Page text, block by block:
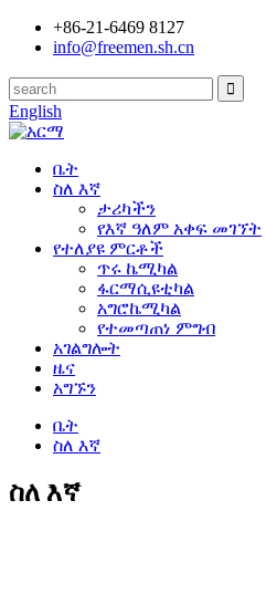
+86-21-6469 8127
info@freemen.sh.cn
English
ቤት
ስለ እኛ
ታሪካችን
የእኛ ዓለም አቀፍ መገኘት
የተለያዩ ምርቶች
ጥሩ ኬሚካል
ፋርማሲዩቲካል
አግሮኬሚካል
የተመጣጠነ ምግብ
አገልግሎት
ዜና
አግኙን
ቤት
ስለ እኛ
ስለ እኛ